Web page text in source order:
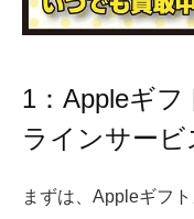
1：Appleギ
ラインサービ
まずは、Appleギフ